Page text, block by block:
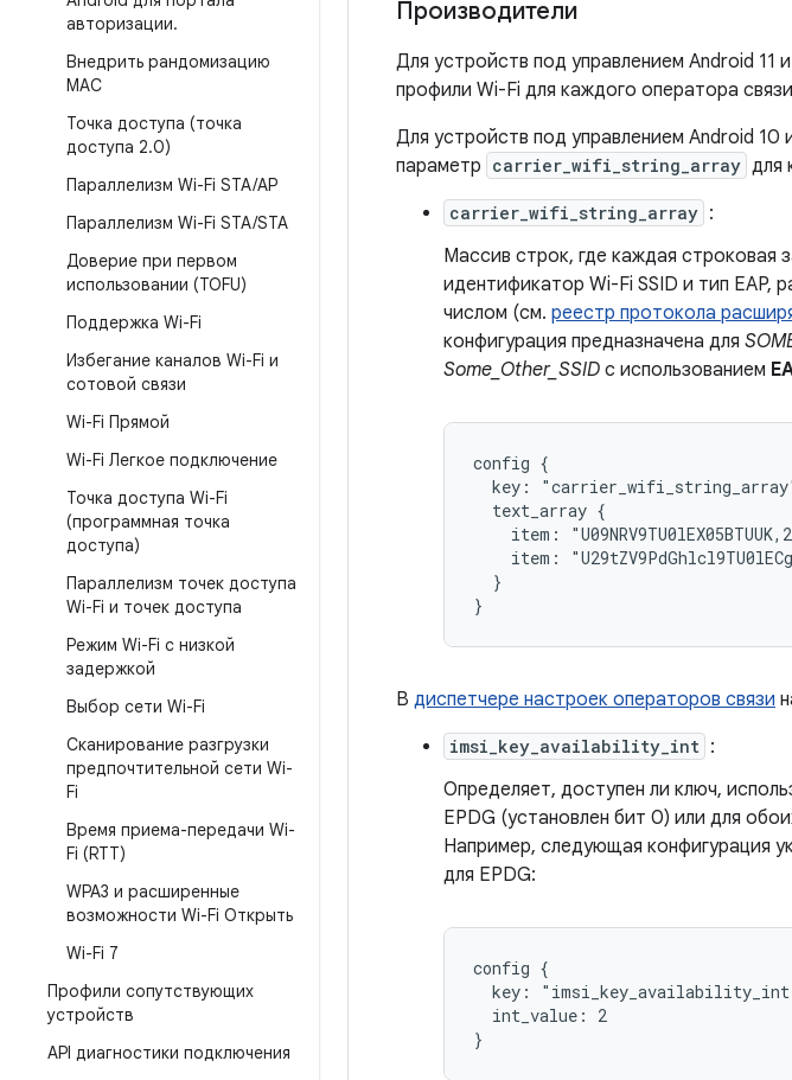
авторизации.
Внедрить рандомизацию
MAC
Точка доступа (точка
доступа 2.0)
Параллелизм Wi-Fi STA/AP
Параллелизм Wi-Fi STA/STA
Доверие при первом
использовании (TOFU)
Поддержка Wi-Fi
Избегание каналов Wi-Fi и
сотовой связи
Wi-Fi Прямой
Wi-Fi Легкое подключение
Точка доступа Wi-Fi
(программная точка
доступа)
Параллелизм точек доступа
Wi-Fi и точек доступа
Режим Wi-Fi с низкой
задержкой
Выбор сети Wi-Fi
Сканирование разгрузки
предпочтительной сети Wi-
Fi
Время приема-передачи Wi-
Fi (RTT)
WPA3 и расширенные
возможности Wi-Fi Открыть
Wi-Fi 7
Профили сопутствующих
устройств
API диагностики подключения
Производители
Для устройств под управлением Android 11
профили Wi-Fi для каждого оператора
Для устройств под управлением Android 10
параметр carrier_wifi_string_array для
carrier_wifi_string_array :
Массив строк, где каждая строковая
идентификатор Wi-Fi SSID и тип EAP,
числом (см. реестр протокола
конфигурация предназначена для
Some_Other_SSID с использованием
config {
key:
  text_array {
item:
item:
  }
В диспетчере настроек операторов связи
imsi_key_availability_int :
Определяет, доступен ли ключ,
EPDG (установлен бит 0) или для
Например, следующая конфигурация
для EPDG:
config {
key:
  int_value: 2